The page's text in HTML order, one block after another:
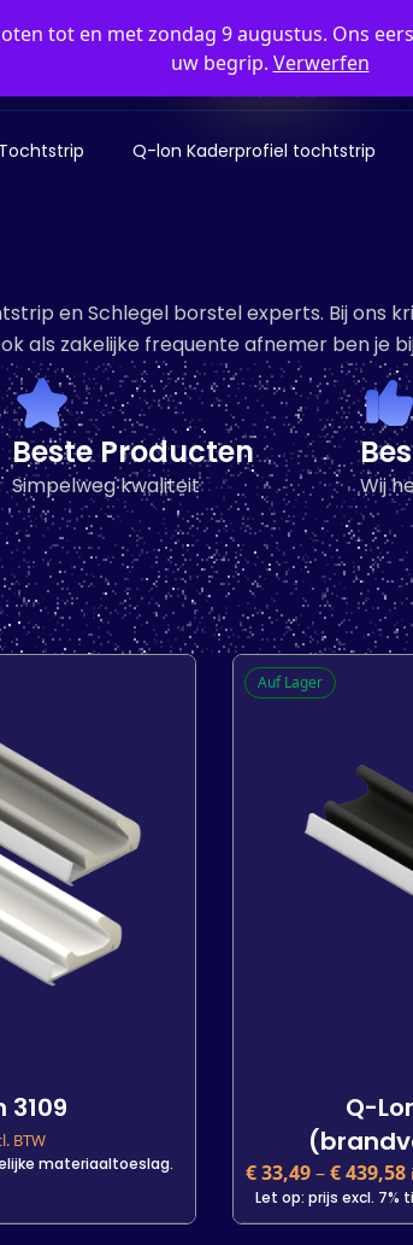
tot en met zondag 9 augustus. Ons
uw begrip. Verwerfen
Q-lon Kaderprofiel tochtstrip
en Schlegel borstel experts. Bij ons
als zakelijke frequente afnemer ben je
Beste Producten
Simpelweg kwaliteit Wij
3109
BTW
materiaaltoeslag.
Auf Lager
Q-
€33,49–€439,58
Let op: prijs excl.